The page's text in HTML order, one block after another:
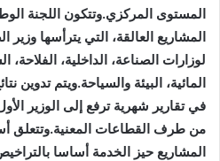
المستوى المركزي.وتتكون اللجنة
المشاريع العالقة، التي يترأسها وزير
لوزارات الصناعة، الداخلية، الفلاحة،
المائية، البيئة والسياحة.ويتم تدوين
في تقارير شهرية ترفع إلى الوزير
من طرف القطاعات المعنية.وتتعلق
المشاريع حيز الخدمة أساسا